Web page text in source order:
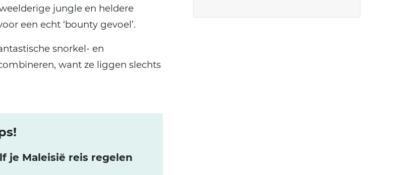
jungle en heldere
een echt ‘bounty gevoel’.
snorkel- en
want ze liggen slechts
je Maleisië reis regelen